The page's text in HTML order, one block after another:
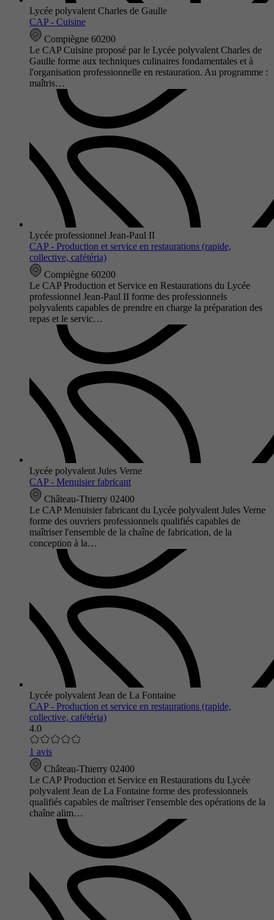
Lycée polyvalent Charles de Gaulle
CAP - Cuisine
Compiègne 60200
Le CAP Cuisine proposé par le Lycée polyvalent Charles de
Gaulle forme aux techniques culinaires fondamentales et à
l'organisation professionnelle en restauration. Au programme :
maîtris…
Lycée professionnel Jean-Paul II
CAP - Production et service en restaurations (rapide,
collective, cafétéria)
Compiègne 60200
Le CAP Production et Service en Restaurations du Lycée
professionnel Jean-Paul II forme des professionnels
polyvalents capables de prendre en charge la préparation des
repas et le servic…
Lycée polyvalent Jules Verne
CAP - Menuisier fabricant
Château-Thierry 02400
Le CAP Menuisier fabricant du Lycée polyvalent Jules Verne
forme des ouvriers professionnels qualifiés capables de
maîtriser l'ensemble de la chaîne de fabrication, de la
conception à la…
Lycée polyvalent Jean de La Fontaine
CAP - Production et service en restaurations (rapide,
collective, cafétéria)
4.0
1 avis
Château-Thierry 02400
Le CAP Production et Service en Restaurations du Lycée
polyvalent Jean de La Fontaine forme des professionnels
qualifiés capables de maîtriser l'ensemble des opérations de la
chaîne alim…